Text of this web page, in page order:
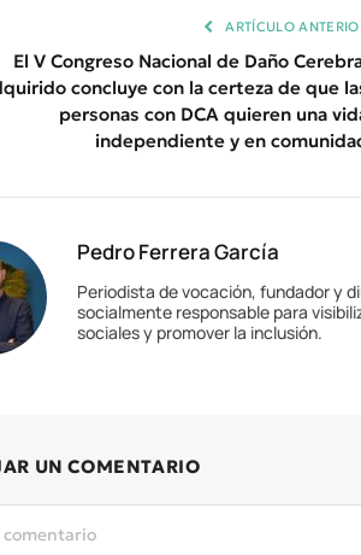
ARTÍCULO
El V Congreso Nacional de Daño
concluye con la certeza de que
personas con DCA quieren una
independiente y en
Pedro Ferrera García
Periodista de vocación, fundador y
socialmente responsable para
sociales y promover la inclusión.
UN COMENTARIO